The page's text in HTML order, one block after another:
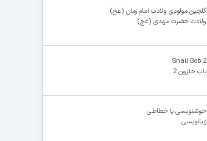
گلچین مولودی ولادت امام زمان (عج)
ولادت حضرت مهدی (عج)
Snail Bob 2
باب حلزون 2
خوشنویسی یا خطاطی
زیبانویسی